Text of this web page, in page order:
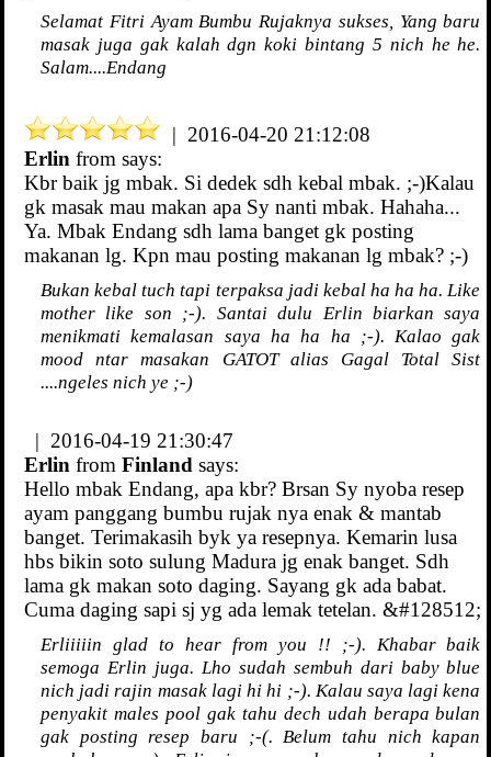
Selamat Fitri Ayam Bumbu Rujaknya sukses, Yang baru
masak juga gak kalah dgn koki bintang 5 nich he he.
Salam....Endang
| 2016-04-20 21:12:08
Erlin from says:
Kbr baik jg mbak. Si dedek sdh kebal mbak. ;-)Kalau
gk masak mau makan apa Sy nanti mbak. Hahaha...
Ya. Mbak Endang sdh lama banget gk posting
makanan lg. Kpn mau posting makanan lg mbak? ;-)
Bukan kebal tuch tapi terpaksa jadi kebal ha ha ha. Like
mother like son ;-). Santai dulu Erlin biarkan saya
menikmati kemalasan saya ha ha ha ;-). Kalao gak
mood ntar masakan GATOT alias Gagal Total Sist
....ngeles nich ye ;-)
| 2016-04-19 21:30:47
Erlin from Finland says:
Hello mbak Endang, apa kbr? Brsan Sy nyoba resep
ayam panggang bumbu rujak nya enak & mantab
banget. Terimakasih byk ya resepnya. Kemarin lusa
hbs bikin soto sulung Madura jg enak banget. Sdh
lama gk makan soto daging. Sayang gk ada babat.
Cuma daging sapi sj yg ada lemak tetelan. &#128512;
Erliiiiin glad to hear from you !! ;-). Khabar baik
semoga Erlin juga. Lho sudah sembuh dari baby blue
nich jadi rajin masak lagi hi hi ;-). Kalau saya lagi kena
penyakit males pool gak tahu dech udah berapa bulan
gak posting resep baru ;-(. Belum tahu nich kapan